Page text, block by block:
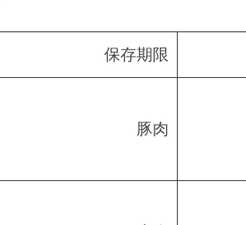
保存期限
豚肉